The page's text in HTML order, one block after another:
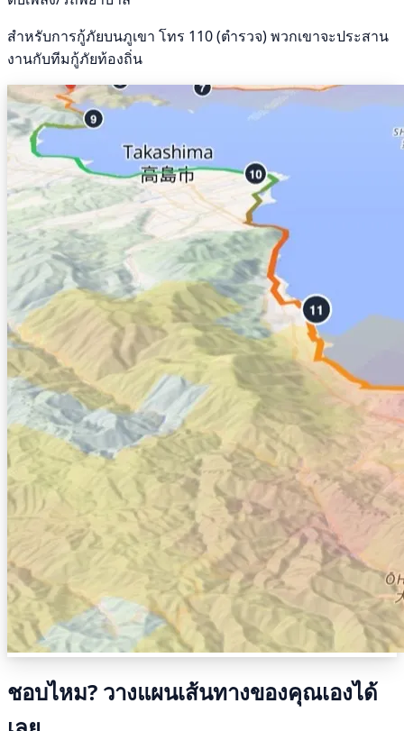
สำหรับการกู้ภัยบนภูเขา โทร 110 (ตำรวจ) พวกเขาจะประสาน
งานกับทีมกู้ภัยท้องถิ่น
ชอบไหม? วางแผนเส้นทางของคุณเองได้